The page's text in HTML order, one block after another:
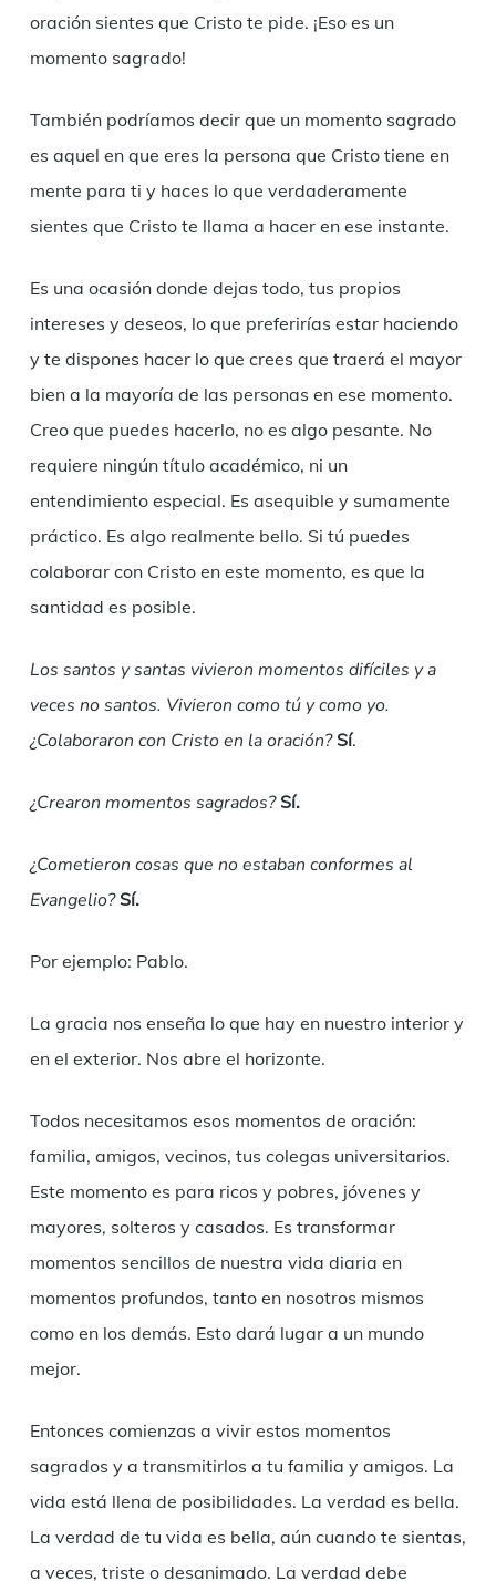
oración sientes que Cristo te pide. ¡Eso es un
momento sagrado!
También podríamos decir que un momento sagrado
es aquel en que eres la persona que Cristo tiene en
mente para ti y haces lo que verdaderamente
sientes que Cristo te llama a hacer en ese instante.
Es una ocasión donde dejas todo, tus propios
intereses y deseos, lo que preferirías estar haciendo
y te dispones hacer lo que crees que traerá el mayor
bien a la mayoría de las personas en ese momento.
Creo que puedes hacerlo, no es algo pesante. No
requiere ningún título académico, ni un
entendimiento especial. Es asequible y sumamente
práctico. Es algo realmente bello. Si tú puedes
colaborar con Cristo en este momento, es que la
santidad es posible.
Los santos y santas vivieron momentos difíciles y a
veces no santos. Vivieron como tú y como yo.
¿Colaboraron con Cristo en la oración? Sí.
¿Crearon momentos sagrados? Sí.
¿Cometieron cosas que no estaban conformes al
Evangelio? Sí.
Por ejemplo: Pablo.
La gracia nos enseña lo que hay en nuestro interior y
en el exterior. Nos abre el horizonte.
Todos necesitamos esos momentos de oración:
familia, amigos, vecinos, tus colegas universitarios.
Este momento es para ricos y pobres, jóvenes y
mayores, solteros y casados. Es transformar
momentos sencillos de nuestra vida diaria en
momentos profundos, tanto en nosotros mismos
como en los demás. Esto dará lugar a un mundo
mejor.
Entonces comienzas a vivir estos momentos
sagrados y a transmitirlos a tu familia y amigos. La
vida está llena de posibilidades. La verdad es bella.
La verdad de tu vida es bella, aún cuando te sientas,
a veces, triste o desanimado. La verdad debe